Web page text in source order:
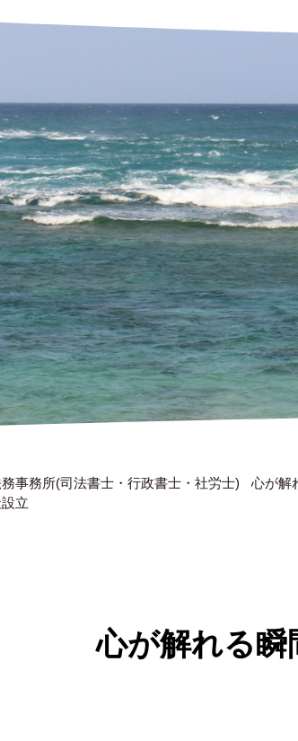
事務所(司法書士・行政書士・社労士)
心が解
立
心が解れる瞬